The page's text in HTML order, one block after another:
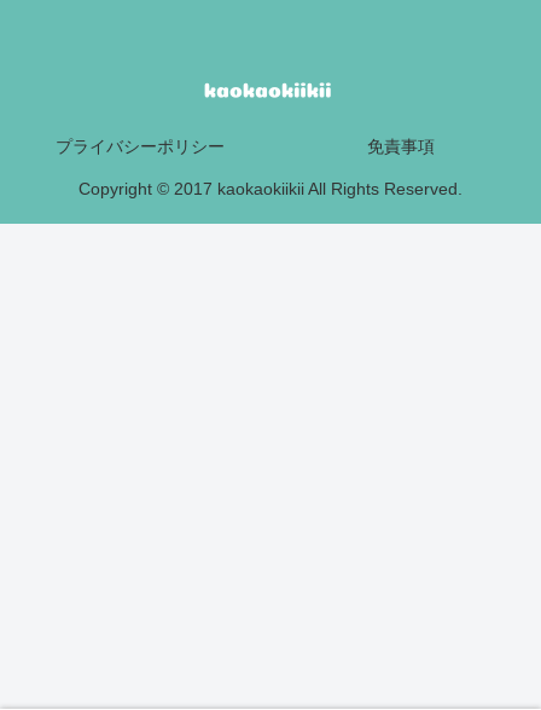
プライバシーポリシー 免責事項
Copyright © 2017 kaokaokiikii All Rights Reserved.